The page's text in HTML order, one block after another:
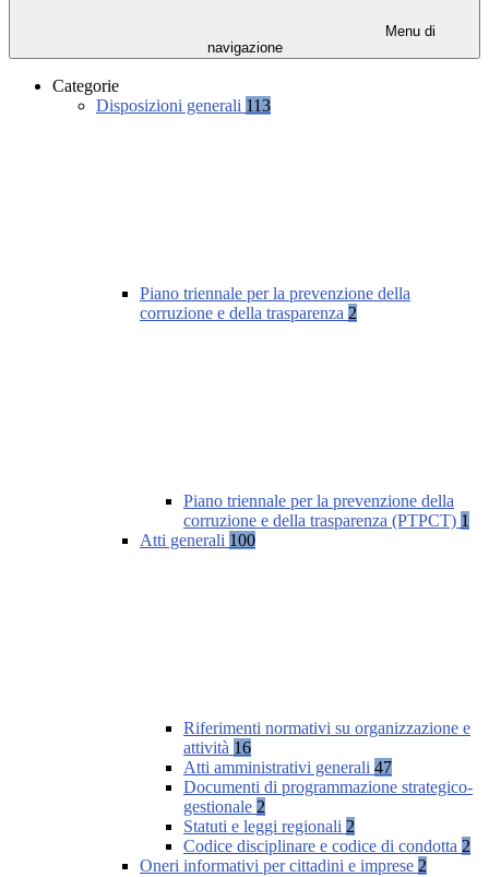
Menu di
navigazione
Categorie
Disposizioni generali 113
Piano triennale per la prevenzione della
corruzione e della trasparenza 2
Piano triennale per la prevenzione della
corruzione e della trasparenza (PTPCT) 1
Atti generali 100
Riferimenti normativi su organizzazione e
attività 16
Atti amministrativi generali 47
Documenti di programmazione strategico-
gestionale 2
Statuti e leggi regionali 2
Codice disciplinare e codice di condotta 2
Oneri informativi per cittadini e imprese 2